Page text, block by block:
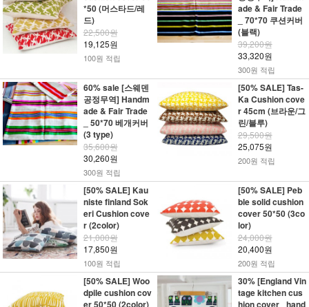
*50 (머스타드/레
드)
22,500원
19,125원
100원 적립
ade & Fair Trade
_ 70*70 쿠션커버
(블랙)
39,200원
33,320원
300원 적립
60% sale [스웨덴
공정무역] Handm
ade & Fair Trade
_ 50*70 베개커버
(3 type)
35,600원
30,260원
300원 적립
[50% SALE] Tas-
Ka Cushion cove
r 45cm (브라운/그
린/블루)
29,500원
25,075원
200원 적립
[50% SALE] Kau
niste finland Sok
eri Cushion cove
r (2color)
21,000원
17,850원
100원 적립
[50% SALE] Peb
ble solid cushion
cover 50*50 (3co
lor)
24,000원
20,400원
200원 적립
[50% SALE] Woo
dpile cushion cov
er 50*50 (2color)
30% [England Vin
tage kitchen cus
hion cover _hand